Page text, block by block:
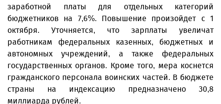
заработной платы для отдельных категорий
бюджетников на 7,6%. Повышение произойдет с 1
октября. Уточняется, что зарплаты увеличат
работникам федеральных казенных, бюджетных и
автономных учреждений, а также федеральных
государственных органов. Кроме того, мера коснется
гражданского персонала воинских частей. В бюджете
страны на индексацию предназначено 30,8
миллиарда рублей.